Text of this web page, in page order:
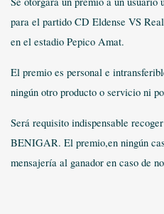
para el partido CD Eldense VS
en el estadio Pepico Amat.
El premio es personal e
ningún otro producto o servicio ni
Será requisito indispensable
BENIGAR. El premio,en ningún
mensajería al ganador en caso de